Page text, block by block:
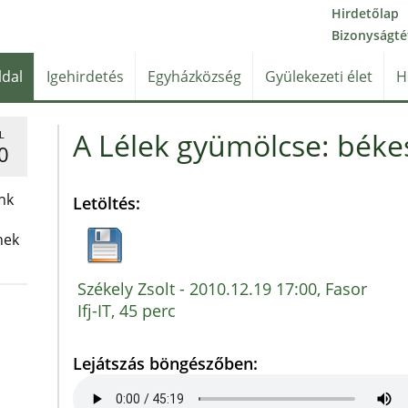
Hirdetőlap
Igehirdetés Egyházközség Gyülekezeti élet
A Lélek gyümölcse:
Letöltés:
Székely Zsolt - 2010.12.19 17:00, Fasor
Ifj-IT, 45 perc
Lejátszás böngészőben: